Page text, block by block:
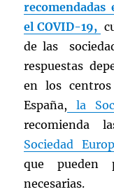
el COVID-19,
de las
respuestas
en los
España, la
recomienda
Sociedad
que pueden
necesarias.